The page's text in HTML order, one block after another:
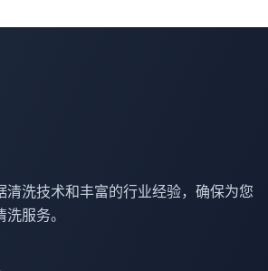
清洗技术和丰富的行业经验，确保为您
服务。